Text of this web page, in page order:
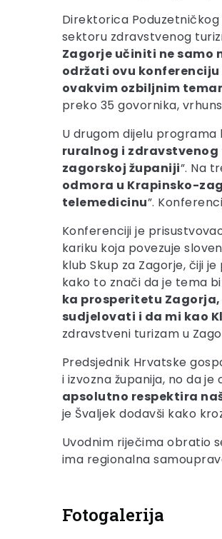
Direktorica
sektoru zdravstvenog
Zagorje učiniti ne samo
održati ovu
ovakvim ozbiljnim
preko 35 govornika,
U drugom dijelu
ruralnog i
zagorskoj županiji”. Na
odmora u Krapinsko-
telemedicinu”.
Konferenciji je
kariku koja povezuje
klub Skup za Zagorje, čiji
kako to znači da je tema
ka prosperitetu
sudjelovati i da mi kao
zdravstveni turizam u
Predsjednik Hrvatske
i izvozna županija, no da
apsolutno respektira
je Švaljek dodavši kako
Uvodnim riječima obratio
ima regionalna
Fotogalerija